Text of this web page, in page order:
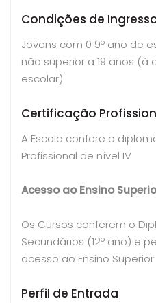
Condições de
Jovens com 0 9º ano de
não superior a 19 anos
escolar)
Certificação
A Escola confere o
Profissional de nível IV
Acesso ao Ensino
Os Cursos conferem o
Secundários (12º ano) e
acesso ao Ensino Superior
Perfil de Entrada